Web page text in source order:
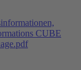
CUBE